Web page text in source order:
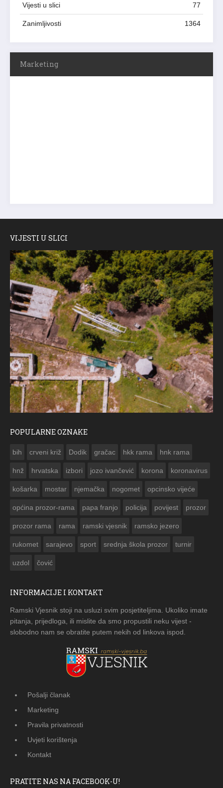
Vijesti u slici 77
Zanimljivosti 1364
Marketing
VIJESTI U SLICI
POPULARNE OZNAKE
bih crveni križ Dodik gračac hkk rama hnk rama
hnž hrvatska izbori jozo ivančević korona koronavirus
košarka mostar njemačka nogomet opcinsko vijeće
općina prozor-rama papa franjo policija povijest prozor
prozor rama rama ramski vjesnik ramsko jezero
rukomet sarajevo sport srednja škola prozor turnir
uzdol čović
INFORMACIJE I KONTAKT
Ramski Vjesnik stoji na usluzi svim posjetiteljima. Ukoliko imate
pitanja, prijedloga, ili mislite da smo propustili neku vijest -
slobodno nam se obratite putem nekih od linkova ispod.
Pošalji članak
Marketing
Pravila privatnosti
Uvjeti korištenja
Kontakt
PRATITE NAS NA FACEBOOK-U!